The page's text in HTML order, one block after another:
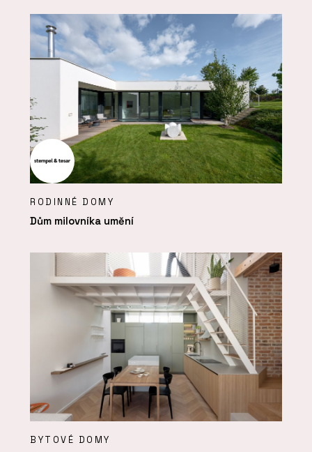
RODINNÉ DOMY
Dům milovníka umění
BYTOVÉ DOMY